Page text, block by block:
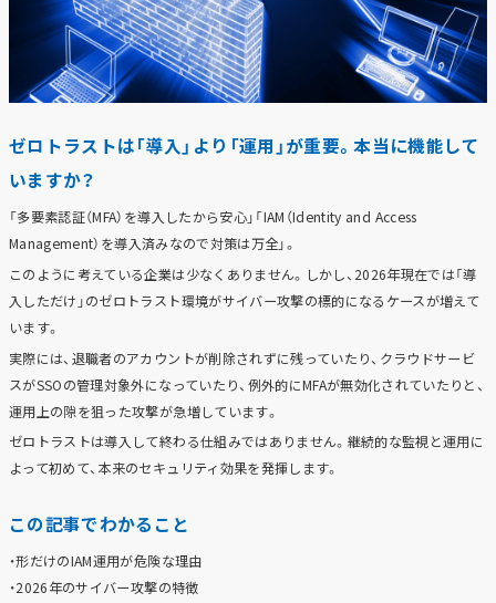
ゼロトラストは「導入」より「運用」が重要。本当に機能して
いますか？
「多要素認証（MFA）を導入したから安心」「IAM（Identity and Access
Management）を導入済みなので対策は万全」。
このように考えている企業は少なくありません。しかし、2026年現在では「導
入しただけ」のゼロトラスト環境がサイバー攻撃の標的になるケースが増えて
います。
実際には、退職者のアカウントが削除されずに残っていたり、クラウドサービ
スがSSOの管理対象外になっていたり、例外的にMFAが無効化されていたりと、
運用上の隙を狙った攻撃が急増しています。
ゼロトラストは導入して終わる仕組みではありません。継続的な監視と運用に
よって初めて、本来のセキュリティ効果を発揮します。
この記事でわかること
・形だけのIAM運用が危険な理由
・2026年のサイバー攻撃の特徴